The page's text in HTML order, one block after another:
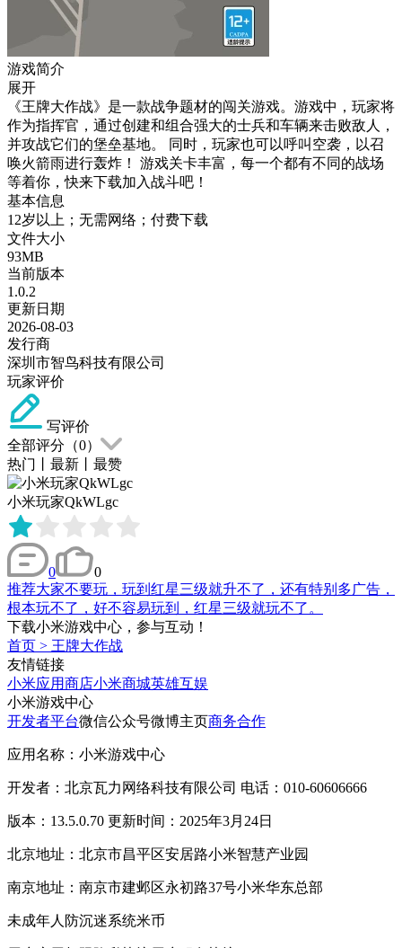
游戏简介
展开
《王牌大作战》是一款战争题材的闯关游戏。游戏中，玩家将
作为指挥官，通过创建和组合强大的士兵和车辆来击败敌人，
并攻战它们的堡垒基地。 同时，玩家也可以呼叫空袭，以召
唤火箭雨进行轰炸！ 游戏关卡丰富，每一个都有不同的战场
等着你，快来下载加入战斗吧！
基本信息
12岁以上；无需网络；付费下载
文件大小
93MB
当前版本
1.0.2
更新日期
2026-08-03
发行商
深圳市智鸟科技有限公司
玩家评价
写评价
全部评分（0）
热门
最新 最赞
小米玩家QkWLgc
0
0
推荐大家不要玩，玩到红星三级就升不了，还有特别多广告，
根本玩不了，好不容易玩到，红星三级就玩不了。
下载小米游戏中心，参与互动！
首页 > 王牌大作战
友情链接
小米应用商店小米商城英雄互娱
小米游戏中心
开发者平台微信公众号微博主页商务合作
应用名称：小米游戏中心
开发者：北京瓦力网络科技有限公司 电话：010-60606666
版本：13.5.0.70 更新时间：2025年3月24日
北京地址：北京市昌平区安居路小米智慧产业园
南京地址：南京市建邺区永初路37号小米华东总部
未成年人防沉迷系统米币